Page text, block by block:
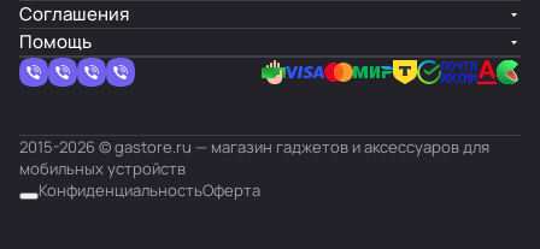
Соглашения
Помощь
2015-2026 © gastore.ru — магазин гаджетов и аксессуаров для
мобильных устройств
КонфиденциальностьОферта